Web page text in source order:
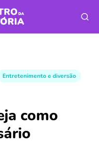
Entretenimento e diversão
como